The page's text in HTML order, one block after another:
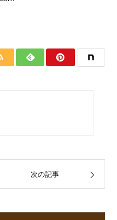
次の記事